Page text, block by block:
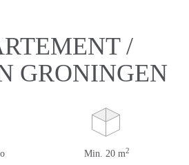
/
GRONINGEN
Min. 20 m2